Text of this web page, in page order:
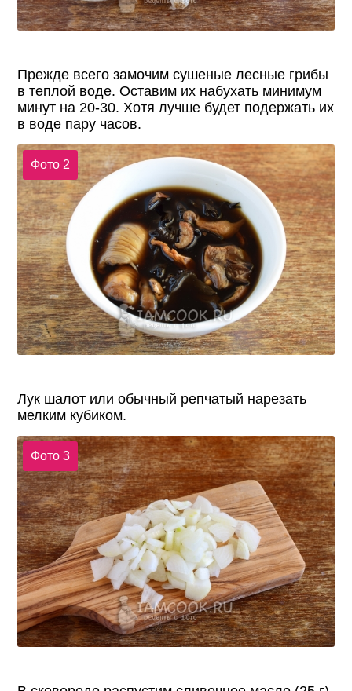
Прежде всего замочим сушеные лесные грибы
в теплой воде. Оставим их набухать минимум
минут на 20-30. Хотя лучше будет подержать их
в воде пару часов.
Фото 2
Лук шалот или обычный репчатый нарезать
мелким кубиком.
Фото 3